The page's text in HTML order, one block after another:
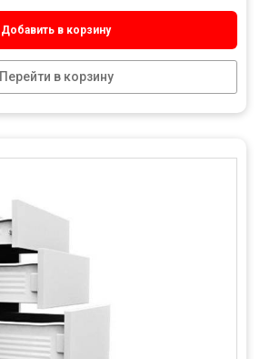
Добавить в корзину
Перейти в корзину